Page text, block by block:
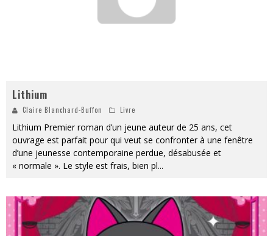
Lithium
Claire Blanchard-Buffon Livre
Lithium Premier roman d’un jeune auteur de 25 ans, cet
ouvrage est parfait pour qui veut se confronter à une fenêtre
d’une jeunesse contemporaine perdue, désabusée et
« normale ». Le style est frais, bien pl...